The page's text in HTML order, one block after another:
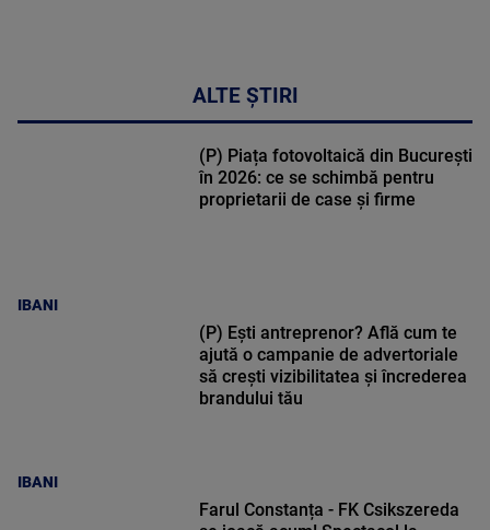
ALTE ȘTIRI
IBANI
(P) Piața fotovoltaică din București
în 2026: ce se schimbă pentru
proprietarii de case și firme
IBANI
(P) Ești antreprenor? Află cum te
ajută o campanie de advertoriale
să crești vizibilitatea și încrederea
brandului tău
Farul Constanța - FK Csikszereda